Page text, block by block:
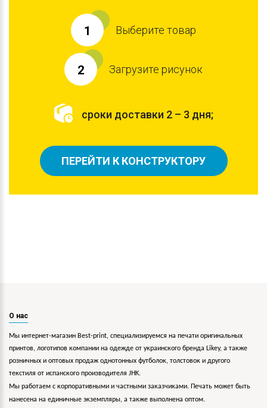
1 Выберите товар
2 Загрузите рисунок
сроки доставки 2 – 3 дня;
ПЕРЕЙТИ К КОНСТРУКТОРУ
О нас
Мы интернет-магазин Best-print, специализируемся на печати оригинальных
принтов, логотипов компании на одежде от украинского бренда Likey, а также
розничных и оптовых продаж однотонных футболок, толстовок и другого
текстиля от испанского производителя JHK.
Мы работаем с корпоративными и частными заказчиками. Печать может быть
нанесена на единичные экземпляры, а также выполнена оптом.